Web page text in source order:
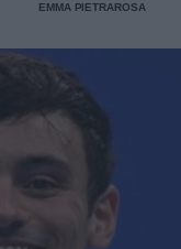
EMMA PIETRAROSA